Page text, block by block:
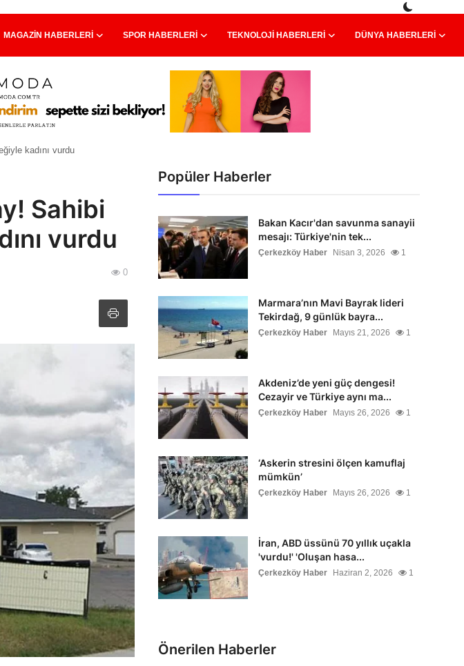
MAGAZIN HABERLERI SPOR HABERLERI TEKNOLOJI HABERLERI DÜNYA HABERLERI
kadını vurdu
Sahibi
vurdu
0
Popüler Haberler
Bakan Kacır'dan savunma sanayii
mesajı: Türkiye'nin tek...
Çerkezköy Haber Nisan 3, 2026 1
Marmara’nın Mavi Bayrak lideri
Tekirdağ, 9 günlük bayra...
Çerkezköy Haber Mayıs 21, 2026 1
Akdeniz’de yeni güç dengesi!
Cezayir ve Türkiye aynı ma...
Çerkezköy Haber Mayıs 26, 2026 1
‘Askerin stresini ölçen kamuflaj
mümkün’
Çerkezköy Haber Mayıs 26, 2026 1
İran, ABD üssünü 70 yıllık uçakla
'vurdu!' 'Oluşan hasa...
Çerkezköy Haber Haziran 2, 2026 1
Önerilen Haberler